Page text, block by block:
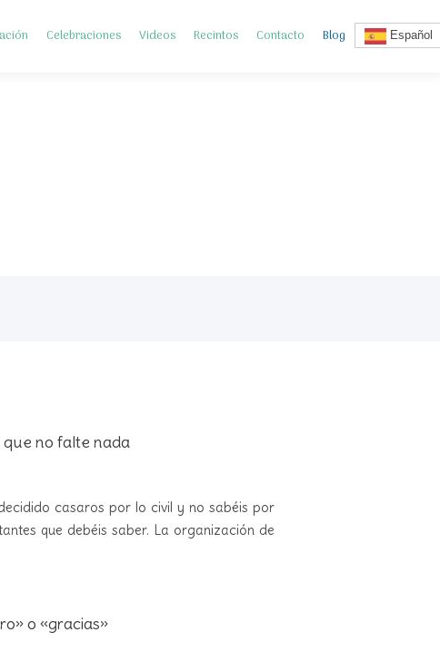
Celebraciones Videos Recintos Contacto Blog Español
que no falte nada
casaros por lo civil y no sabéis por
que debéis saber. La organización de
o «gracias»